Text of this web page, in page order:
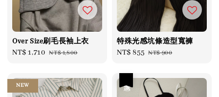
Over Size刷毛長袖上衣
Sale
NT$ 1,710 Regular
NT$ 1,800
特殊光感坑條造型寬褲
Sale
NT$ 855 Regular
NT$ 900
NEW